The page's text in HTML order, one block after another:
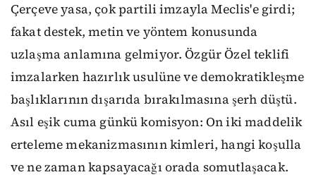
Çerçeve yasa, çok partili imzayla Meclis'e girdi;
fakat destek, metin ve yöntem konusunda
uzlaşma anlamına gelmiyor. Özgür Özel teklifi
imzalarken hazırlık usulüne ve demokratikleşme
başlıklarının dışarıda bırakılmasına şerh düştü.
Asıl eşik cuma günkü komisyon: On iki maddelik
erteleme mekanizmasının kimleri, hangi koşulla
ve ne zaman kapsayacağı orada somutlaşacak.